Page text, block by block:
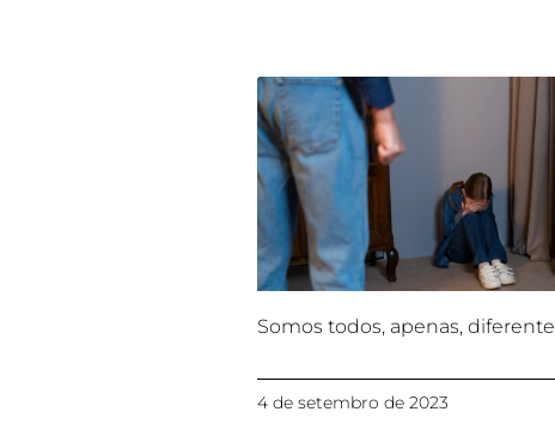
Somos todos, apenas,
4 de setembro de 2023